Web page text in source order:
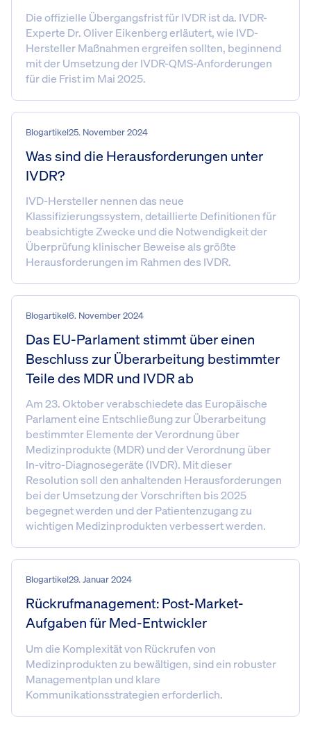
Die offizielle Übergangsfrist für IVDR ist da. IVDR-
Experte Dr. Oliver Eikenberg erläutert, wie IVD-
Hersteller Maßnahmen ergreifen sollten, beginnend
mit der Umsetzung der IVDR-QMS-Anforderungen
für die Frist im Mai 2025.
Blogartikel25. November 2024
Was sind die Herausforderungen unter
IVDR?
IVD-Hersteller nennen das neue
Klassifizierungssystem, detaillierte Definitionen für
beabsichtigte Zwecke und die Notwendigkeit der
Überprüfung klinischer Beweise als größte
Herausforderungen im Rahmen des IVDR.
Blogartikel6. November 2024
Das EU-Parlament stimmt über einen
Beschluss zur Überarbeitung bestimmter
Teile des MDR und IVDR ab
Am 23. Oktober verabschiedete das Europäische
Parlament eine Entschließung zur Überarbeitung
bestimmter Elemente der Verordnung über
Medizinprodukte (MDR) und der Verordnung über
In-vitro-Diagnosegeräte (IVDR). Mit dieser
Resolution soll den anhaltenden Herausforderungen
bei der Umsetzung der Vorschriften bis 2025
begegnet werden und der Patientenzugang zu
wichtigen Medizinprodukten verbessert werden.
Blogartikel29. Januar 2024
Rückrufmanagement: Post-Market-
Aufgaben für Med-Entwickler
Um die Komplexität von Rückrufen von
Medizinprodukten zu bewältigen, sind ein robuster
Managementplan und klare
Kommunikationsstrategien erforderlich.